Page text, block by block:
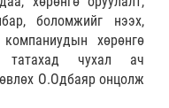
боломжийг нээх,
хөрөнгө
татахад чухал ач
О.Одбаяр онцолж